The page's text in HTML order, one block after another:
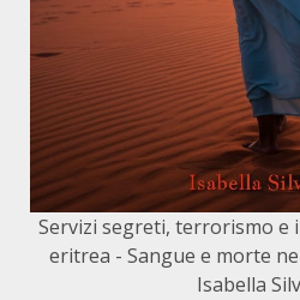
Servizi segreti, terrorismo e
eritrea - Sangue e morte
Isabella